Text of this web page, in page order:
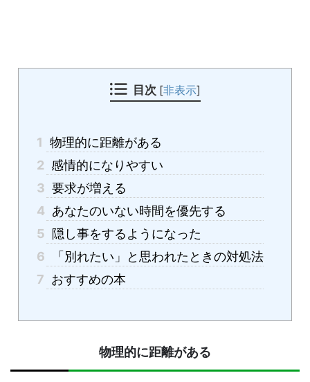
目次 [非表示]
1 物理的に距離がある
2 感情的になりやすい
3 要求が増える
4 あなたのいない時間を優先する
5 隠し事をするようになった
6
「別れたい」と思われたときの対処法
7 おすすめの本
物理的に距離がある